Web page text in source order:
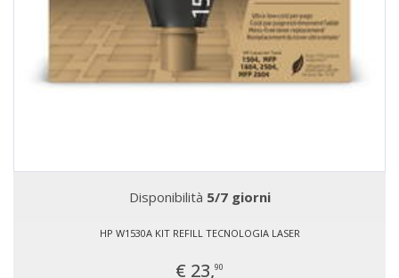
Disponibilità 5/7 giorni
HP W1530A KIT REFILL TECNOLOGIA LASER
€ 23,90